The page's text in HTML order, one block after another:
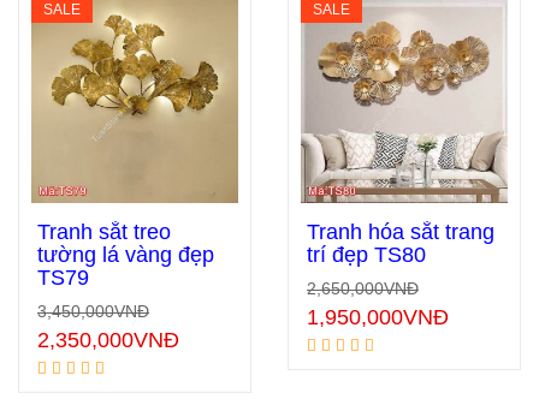
SALE
Thêm vào giỏ hàng
Tranh hóa sắt trang
trí đẹp TS80
2,650,000VNĐ
1,950,000VNĐ
SALE
Tranh sắt treo
tường lá vàng đẹp
TS79
3,450,000VNĐ
2,350,000VNĐ